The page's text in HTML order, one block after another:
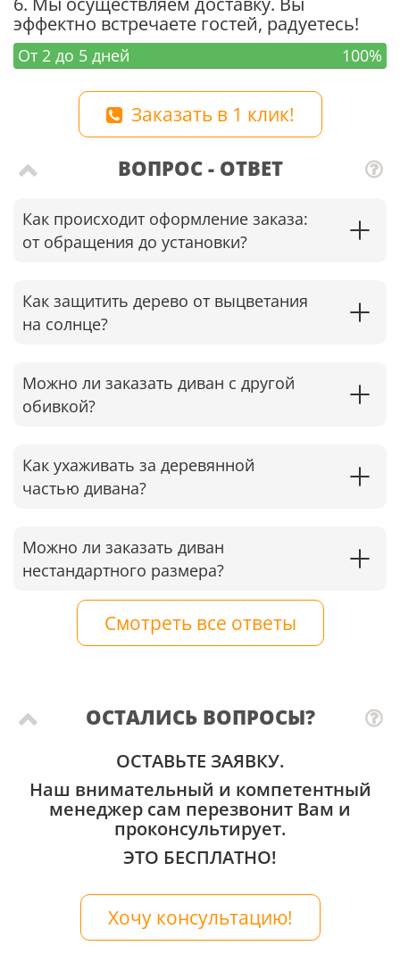
эффектно встречаете гостей, радуетесь!
От 2 до 5 дней 100%
Заказать в 1 клик!
ВОПРОС - ОТВЕТ
Как происходит оформление заказа:
от обращения до установки?
Как защитить дерево от выцветания
на солнце?
Можно ли заказать диван с другой
обивкой?
Как ухаживать за деревянной
частью дивана?
Можно ли заказать диван
нестандартного размера?
Смотреть все ответы
ОСТАЛИСЬ ВОПРОСЫ?
ОСТАВЬТЕ ЗАЯВКУ.
Наш внимательный и компетентный
менеджер сам перезвонит Вам и
проконсультирует.
ЭТО БЕСПЛАТНО!
Хочу консультацию!